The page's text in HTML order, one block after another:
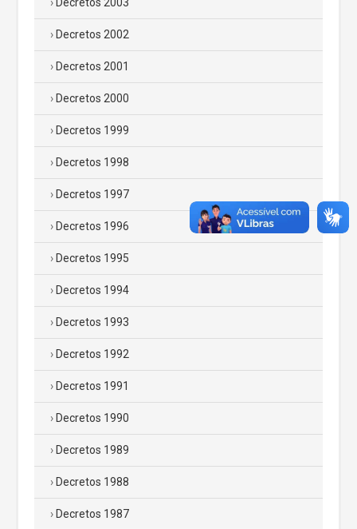
Decretos 2002
Decretos 2001
Decretos 2000
Decretos 1999
Decretos 1998
Decretos 1997
Decretos 1996
Decretos 1995
Decretos 1994
Decretos 1993
Decretos 1992
Decretos 1991
Decretos 1990
Decretos 1989
Decretos 1988
Decretos 1987